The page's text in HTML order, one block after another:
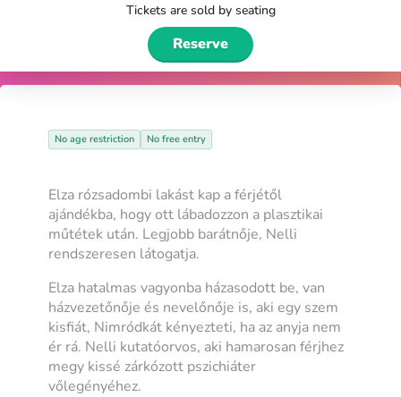
Tickets are sold by seating
Reserve
No age restriction No free entry
Elza rózsadombi lakást kap a férjétől
ajándékba, hogy ott lábadozzon a plasztikai
műtétek után. Legjobb barátnője, Nelli
rendszeresen látogatja.
Elza hatalmas vagyonba házasodott be, van
házvezetőnője és nevelőnője is, aki egy szem
kisfiát, Nimródkát kényezteti, ha az anyja nem
ér rá. Nelli kutatóorvos, aki hamarosan férjhez
megy kissé zárkózott pszichiáter
vőlegényéhez.